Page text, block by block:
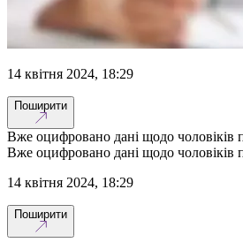
14 квітня 2024, 18:29
Поширити
Вже оцифровано дані щодо чоловіків
Вже оцифровано дані щодо чоловіків
14 квітня 2024, 18:29
Поширити